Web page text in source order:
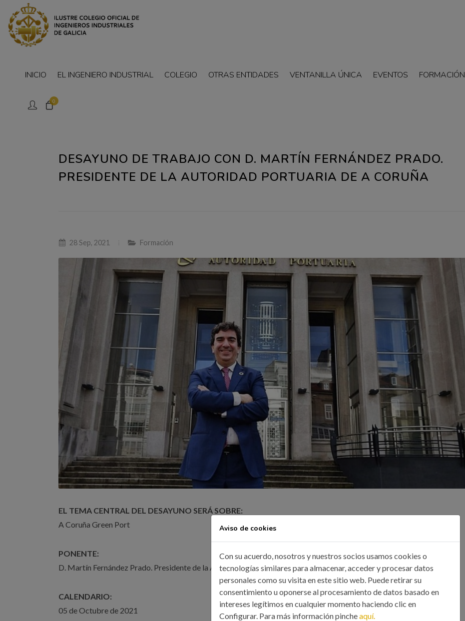
0
INICIO EL INGENIERO INDUSTRIAL COLEGIO OTRAS ENTIDADES VENTANILLA ÚNICA EVENTOS FORMACIÓN
DESAYUNO DE TRABAJO CON D. MARTÍN FERNÁNDEZ PRADO.
PRESIDENTE DE LA AUTORIDAD PORTUARIA DE A CORUÑA
28 Sep, 2021 Formación
EL TEMA CENTRAL DEL DESAYUNO SERÁ SOBRE:
A Coruña Green Port
PONENTE:
D. Martín Fernández Prado. Presidente de la Autoridad Portuaria de A Coruña
CALENDARIO:
05 de Octubre de 2021
Aviso de cookies
Con su acuerdo, nosotros y nuestros socios usamos cookies o
tecnologías similares para almacenar, acceder y procesar datos
personales como su visita en este sitio web. Puede retirar su
consentimiento u oponerse al procesamiento de datos basado en
intereses legítimos en cualquier momento haciendo clic en
Configurar. Para más información pincheaquí.